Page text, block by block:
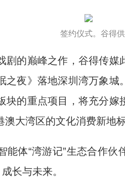
签约仪式。谷得
的巅峰之作，谷得传媒
之夜》落地深圳湾万象
块的重点项目，将充分嫁
大湾区的文化消费新地标
体“湾游记”生态合作伙
长与未来。